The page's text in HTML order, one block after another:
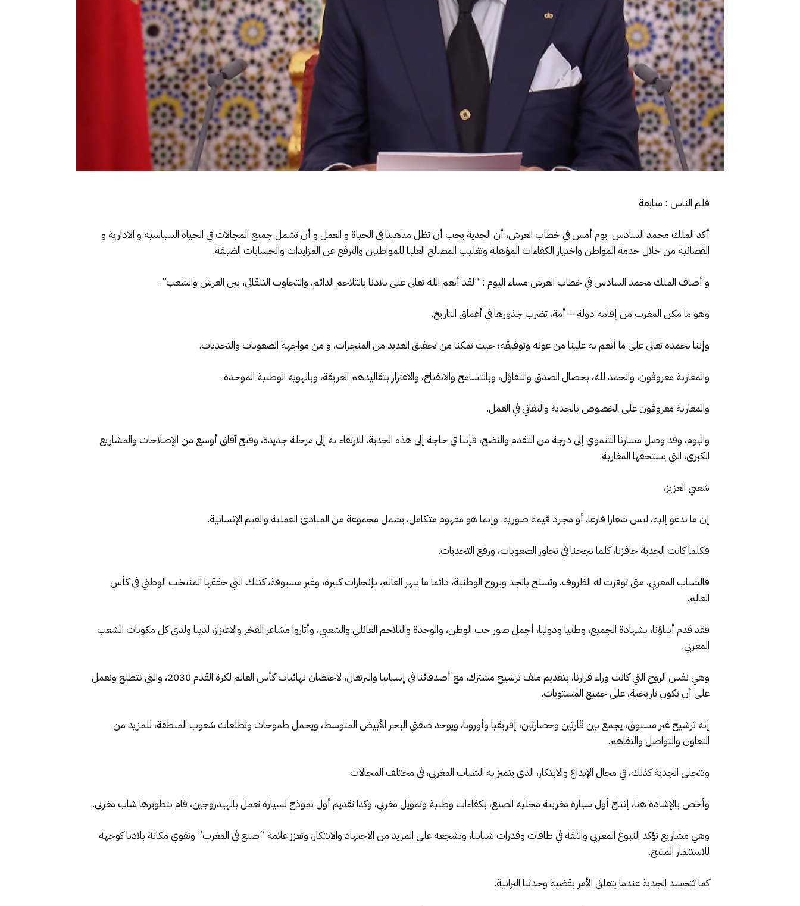
قلم الناس : متابعة
أكد الملك محمد السادس يوم أمس في خطاب العرش، أن الجدية يجب أن تظل مذهبنا في الحياة و العمل و أن تشمل جميع المجالات في الحياة السياسية و الادارية و
القضائية من خلال خدمة المواطن واختيار الكفاءات المؤهلة وتغليب المصالح العليا للمواطنين والترفع عن المزايدات والحسابات الضيقة.
و أضاف الملك محمد السادس في خطاب العرش مساء اليوم : “لقد أنعم الله تعالى على بلادنا بالتلاحم الدائم، والتجاوب التلقائي، بين العرش والشعب”.
وهو ما مكن المغرب من إقامة دولة – أمة، تضرب جذورها في أعماق التاريخ.
وإننا نحمده تعالى على ما أنعم به علينا من عونه وتوفيقه؛ حيث تمكنا من تحقيق العديد من المنجزات، و من مواجهة الصعوبات والتحديات.
والمغاربة معروفون، والحمد لله، بخصال الصدق والتفاؤل، وبالتسامح والانفتاح، والاعتزاز بتقاليدهم العريقة، وبالهوية الوطنية الموحدة.
والمغاربة معروفون على الخصوص بالجدية والتفاني في العمل.
واليوم، وقد وصل مسارنا التنموي إلى درجة من التقدم والنضج، فإننا في حاجة إلى هذه الجدية، للارتقاء به إلى مرحلة جديدة، وفتح آفاق أوسع من الإصلاحات والمشاريع
الكبرى، التي يستحقها المغاربة.
شعبي العزيز،
إن ما ندعو إليه، ليس شعارا فارغا، أو مجرد قيمة صورية. وإنما هو مفهوم متكامل، يشمل مجموعة من المبادئ العملية والقيم الإنسانية.
فكلما كانت الجدية حافزنا، كلما نجحنا في تجاوز الصعوبات، ورفع التحديات.
فالشباب المغربي، متى توفرت له الظروف، وتسلح بالجد وبروح الوطنية، دائما ما يبهر العالم، بإنجازات كبيرة، وغير مسبوقة، كتلك التي حققها المنتخب الوطني في كأس
العالم.
فقد قدم أبناؤنا، بشهادة الجميع، وطنيا ودوليا، أجمل صور حب الوطن، والوحدة والتلاحم العائلي والشعبي، وأثاروا مشاعر الفخر والاعتزاز، لدينا ولدى كل مكونات الشعب
المغربي.
وهي نفس الروح التي كانت وراء قرارنا، بتقديم ملف ترشيح مشترك، مع أصدقائنا في إسبانيا والبرتغال، لاحتضان نهائيات كأس العالم لكرة القدم 2030، والتي نتطلع ونعمل
على أن تكون تاريخية، على جميع المستويات.
إنه ترشيح غير مسبوق، يجمع بين قارتين وحضارتين، إفريقيا وأوروبا، ويوحد ضفتي البحر الأبيض المتوسط، ويحمل طموحات وتطلعات شعوب المنطقة، للمزيد من
التعاون والتواصل والتفاهم.
وتتجلى الجدية كذلك، في مجال الإبداع والابتكار، الذي يتميز به الشباب المغربي، في مختلف المجالات.
وأخص بالإشادة هنا، إنتاج أول سيارة مغربية محلية الصنع، بكفاءات وطنية وتمويل مغربي، وكذا تقديم أول نموذج لسيارة تعمل بالهيدروجين، قام بتطويرها شاب مغربي.
وهي مشاريع تؤكد النبوغ المغربي والثقة في طاقات وقدرات شبابنا، وتشجعه على المزيد من الاجتهاد والابتكار، وتعزز علامة “صنع في المغرب” وتقوي مكانة بلادنا كوجهة
للاستثمار المنتج.
كما تتجسد الجدية عندما يتعلق الأمر بقضية وحدتنا الترابية.